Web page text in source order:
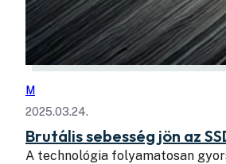
M
2025.03.24.
Brutális sebesség jön az
A technológia folyamatosan